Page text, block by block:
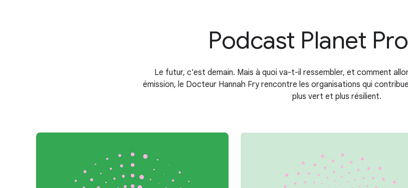
Podcast Planet
Le futur, c'est demain. Mais à quoi va-t-il ressembler, et comment
émission, le Docteur Hannah Fry rencontre les organisations qui
plus vert et plus résilient.